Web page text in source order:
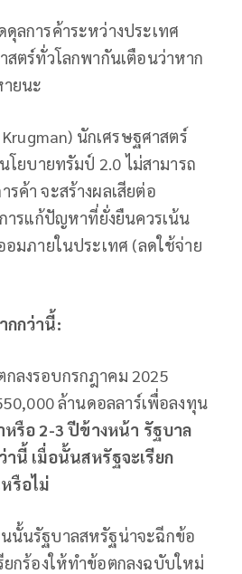
ลการค้าระหว่างประเทศ
สตร์ทั่วโลกพากันเตือนว่าหาก
ยนะ
นักเศรษฐศาสตร์
โยบายทรัมป์ 2.0 ไม่สามารถ
ค้า จะสร้างผลเสียต่อ
การแก้ปัญหาที่ยั่งยืนควรเน้น
อมภายในประเทศ (ลดใช้จ่าย
กกว่านี้:
ลงรอบกรกฎาคม 2025
ล้านดอลลาร์เพื่อลงทุน
รือ 2-3 ปีข้างหน้า รัฐบาล
านี้ เมื่อนั้นสหรัฐจะเรียก
รือไม่
นั้นรัฐบาลสหรัฐน่าจะฉีกข้อ
ยกร้องให้ทำข้อตกลงฉบับใหม่